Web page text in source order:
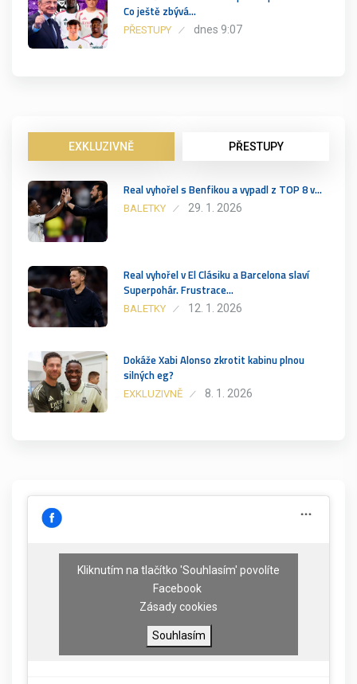
Co ještě zbývá…
PŘESTUPY dnes 9:07
EXKLUZIVNĚ PŘESTUPY
Real vyhořel s Benfikou a vypadl z TOP 8 v…
BALETKY 29. 1. 2026
Real vyhořel v El Clásiku a Barcelona slaví
Superpohár. Frustrace…
BALETKY 12. 1. 2026
Dokáže Xabi Alonso zkrotit kabinu plnou
silných eg?
EXKLUZIVNĚ 8. 1. 2026
Kliknutím na tlačítko 'Souhlasím' povolíte
Facebook
Zásady cookies
Souhlasím